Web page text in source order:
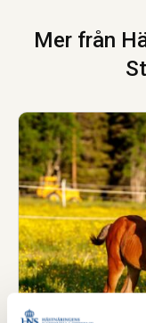
Mer från